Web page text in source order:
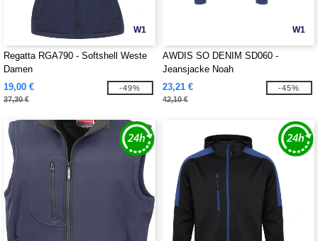
W1
Regatta RGA790 - Softshell Weste
Damen
19,00 €
37,30 €
-49%
W1
AWDIS SO DENIM SD060 -
Jeansjacke Noah
23,21 €
42,10 €
-45%